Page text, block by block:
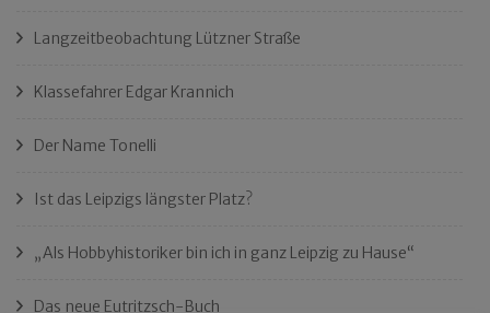
Langzeitbeobachtung Lützner Straße
Klassefahrer Edgar Krannich
Der Name Tonelli
Ist das Leipzigs längster Platz?
„Als Hobbyhistoriker bin ich in ganz Leipzig zu Hause“
Das neue Eutritzsch-Buch